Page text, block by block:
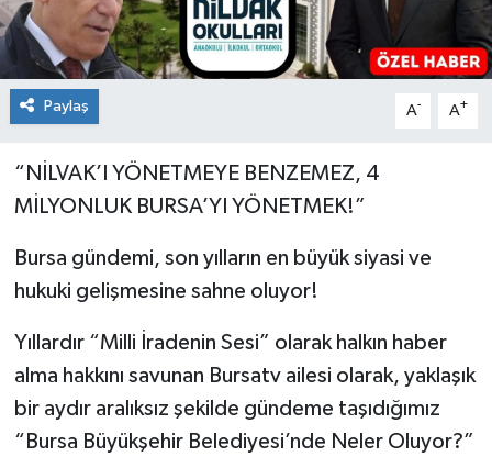
Paylaş A- A+
“NİLVAK’I YÖNETMEYE BENZEMEZ, 4
MİLYONLUK BURSA’YI YÖNETMEK!”
Bursa gündemi, son yılların en büyük siyasi ve
hukuki gelişmesine sahne oluyor!
Yıllardır “Milli İradenin Sesi” olarak halkın haber
alma hakkını savunan Bursatv ailesi olarak, yaklaşık
bir aydır aralıksız şekilde gündeme taşıdığımız
“Bursa Büyükşehir Belediyesi’nde Neler Oluyor?”
Teknoloji
Türkiye